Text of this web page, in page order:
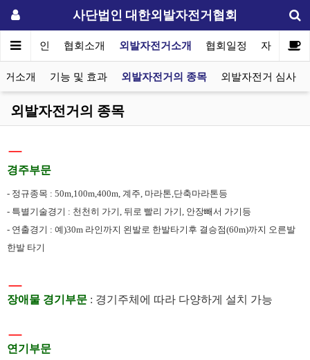
사단법인 대한외발자전거협회
메인 협회소개 외발자전거소개 협회일정 자료실
거소개 기능 및 효과 외발자전거의 종목 외발자전거 심사
외발자전거의 종목
ㅡ
경주부문
- 정규종목 : 50m,100m,400m, 계주, 마라톤,단축마라톤등
- 특별기술경기 : 천천히 가기, 뒤로 빨리 가기, 안장빼서 가기등
- 연출경기 : 예)30m 라인까지 왼발로 한발타기후 결승점(60m)까지 오른발
한발 타기
ㅡ
장애물 경기부문 : 경기주체에 따라 다양하게 설치 가능
ㅡ
연기부문